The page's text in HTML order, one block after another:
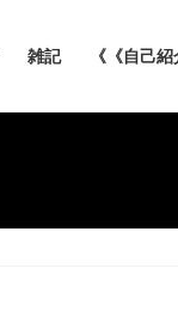
雑記 《《自己紹